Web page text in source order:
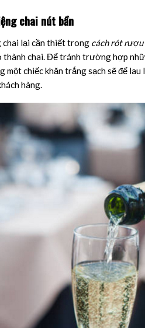
chai nút bần
chai lại cần thiết trong cách rót rượu
thành chai. Để tránh trường hợp
một chiếc khăn trắng sạch sẽ để
hàng.